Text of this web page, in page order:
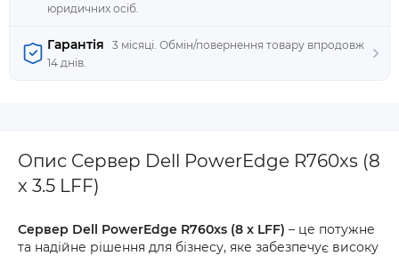
юридичних осіб.
Гарантія
3 місяці. Обмін/повернення товару впродовж
14 днів.
Опис Cepвep Dell PowerEdge R760xs (8
x 3.5 LFF)
Cepвep Dell PowerEdge R760xs (8 x LFF) – це потужне
та надійне рішення для бізнесу, яке забезпечує високу